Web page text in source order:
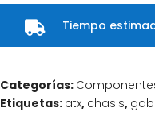
 Tiempo
Categorías:
Etiquetas: atx, chasis,